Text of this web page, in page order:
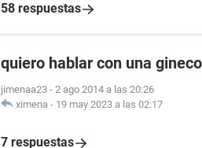
58 respuestas
quiero hablar con una
jimenaa23 - 2 ago 2014 a las 20:26
ximena - 19 may 2023 a las 02:17
7 respuestas